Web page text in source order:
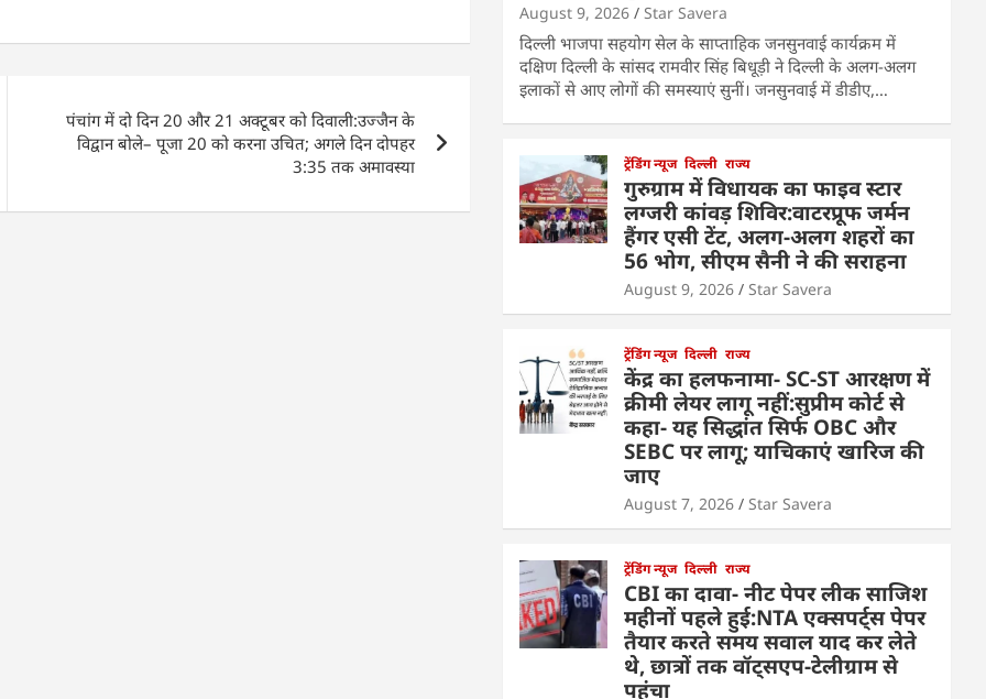
पंचांग में दो दिन 20 और 21 अक्टूबर को दिवाली:उज्जैन के
विद्वान बोले– पूजा 20 को करना उचित; अगले दिन दोपहर
3:35 तक अमावस्या
August 9, 2026 Star Savera
दिल्ली भाजपा सहयोग सेल के साप्ताहिक जनसुनवाई कार्यक्रम में
दक्षिण दिल्ली के सांसद रामवीर सिंह बिधूड़ी ने दिल्ली के अलग-अलग
इलाकों से आए लोगों की समस्याएं सुनीं। जनसुनवाई में डीडीए,…
ट्रेंडिंग न्यूज दिल्ली राज्य
गुरुग्राम में विधायक का फाइव स्टार
लग्जरी कांवड़ शिविर:वाटरप्रूफ जर्मन
हैंगर एसी टेंट, अलग-अलग शहरों का
56 भोग, सीएम सैनी ने की सराहना
August 9, 2026 Star Savera
ट्रेंडिंग न्यूज दिल्ली राज्य
केंद्र का हलफनामा- SC-ST आरक्षण में
क्रीमी लेयर लागू नहीं:सुप्रीम कोर्ट से
कहा- यह सिद्धांत सिर्फ OBC और
SEBC पर लागू; याचिकाएं खारिज की
जाए
August 7, 2026 Star Savera
ट्रेंडिंग न्यूज दिल्ली राज्य
CBI का दावा- नीट पेपर लीक साजिश
महीनों पहले हुई:NTA एक्सपर्ट्स पेपर
तैयार करते समय सवाल याद कर लेते
थे, छात्रों तक वॉट्सएप-टेलीग्राम से
पहुंचा